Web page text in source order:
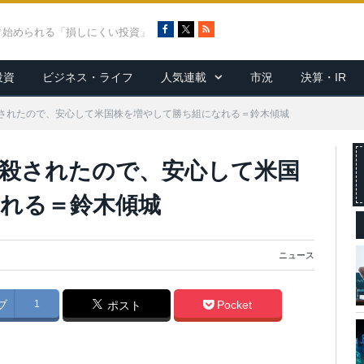
められる「損しにくい投資」
c
e
b
o
R
S
資 ビジネス・ライフ 人気連載 市況 決算・IR
れたので、安心して米国株を増やして勝ち組になれる＝鈴木傾城
されたので、安心して米国
る＝鈴木傾城
ニュース
1 ポスト Pocket